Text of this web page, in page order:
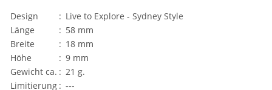
Design
: Live to Explore - Sydney Style
Länge
: 58 mm
Breite
: 18 mm
Höhe
: 9 mm
Gewicht ca. : 21 g.
Limitierung : ---